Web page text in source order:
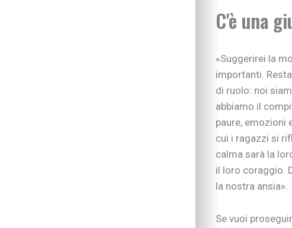
Educare alla vita
Educazione
Relazioni
Autonomia
Gli esperti
I consigli
Mondo scuola
Scelte
Metodo di
Kit didattici
C'è una
«Suggerirei la
importanti.
di ruolo: noi
abbiamo il
paure, emozioni
cui i ragazzi si
calma sarà la
il loro coraggio.
la nostra ansia».
Se vuoi